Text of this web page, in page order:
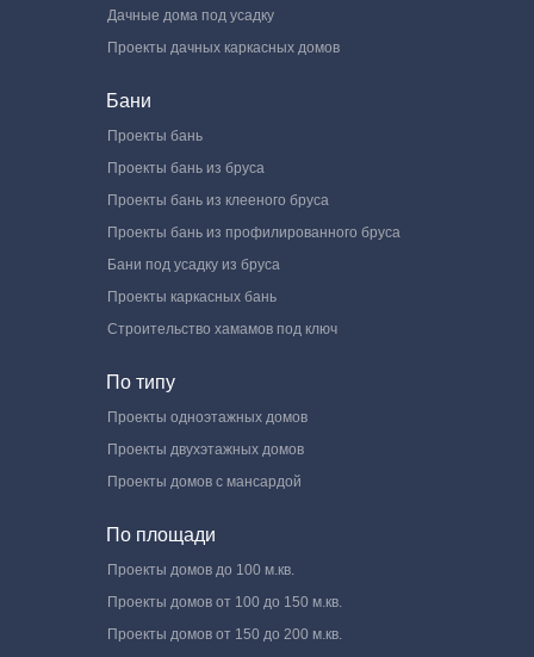
Дачные дома под усадку
Проекты дачных каркасных домов
Бани
Проекты бань
Проекты бань из бруса
Проекты бань из клееного бруса
Проекты бань из профилированного бруса
Бани под усадку из бруса
Проекты каркасных бань
Строительство хамамов под ключ
По типу
Проекты одноэтажных домов
Проекты двухэтажных домов
Проекты домов с мансардой
По площади
Проекты домов до 100 м.кв.
Проекты домов от 100 до 150 м.кв.
Проекты домов от 150 до 200 м.кв.